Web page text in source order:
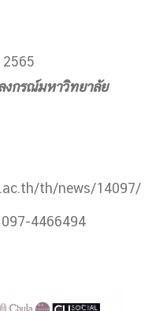
งกรณ์มหาวิทยาลัย
th/news/14097/
4466494